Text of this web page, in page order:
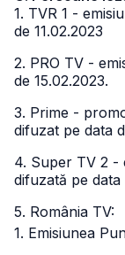
1. TVR 1 -
de 11.02.2023
2. PRO TV -
de 15.02.2023.
3. Prime -
difuzat pe data
4. Super TV 2 -
difuzată pe data
5. România TV:
1. Emisiunea